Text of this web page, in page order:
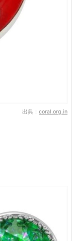
出典： coral.org.in